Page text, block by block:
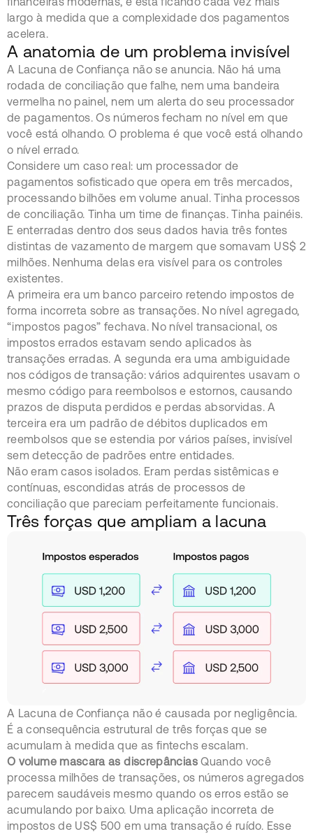
largo à medida que a complexidade dos pagamentos
acelera.
A anatomia de um problema invisível
A Lacuna de Confiança não se anuncia. Não há uma
rodada de conciliação que falhe, nem uma bandeira
vermelha no painel, nem um alerta do seu processador
de pagamentos. Os números fecham no nível em que
você está olhando. O problema é que você está olhando
o nível errado.
Considere um caso real: um processador de
pagamentos sofisticado que opera em três mercados,
processando bilhões em volume anual. Tinha processos
de conciliação. Tinha um time de finanças. Tinha painéis.
E enterradas dentro dos seus dados havia três fontes
distintas de vazamento de margem que somavam US$ 2
milhões. Nenhuma delas era visível para os controles
existentes.
A primeira era um banco parceiro retendo impostos de
forma incorreta sobre as transações. No nível agregado,
“impostos pagos” fechava. No nível transacional, os
impostos errados estavam sendo aplicados às
transações erradas. A segunda era uma ambiguidade
nos códigos de transação: vários adquirentes usavam o
mesmo código para reembolsos e estornos, causando
prazos de disputa perdidos e perdas absorvidas. A
terceira era um padrão de débitos duplicados em
reembolsos que se estendia por vários países, invisível
sem detecção de padrões entre entidades.
Não eram casos isolados. Eram perdas sistêmicas e
contínuas, escondidas atrás de processos de
conciliação que pareciam perfeitamente funcionais.
Três forças que ampliam a lacuna
A Lacuna de Confiança não é causada por negligência.
É a consequência estrutural de três forças que se
acumulam à medida que as fintechs escalam.
O volume mascara as discrepânciasQuando você
processa milhões de transações, os números agregados
parecem saudáveis mesmo quando os erros estão se
acumulando por baixo. Uma aplicação incorreta de
impostos de US$ 500 em uma transação é ruído. Esse